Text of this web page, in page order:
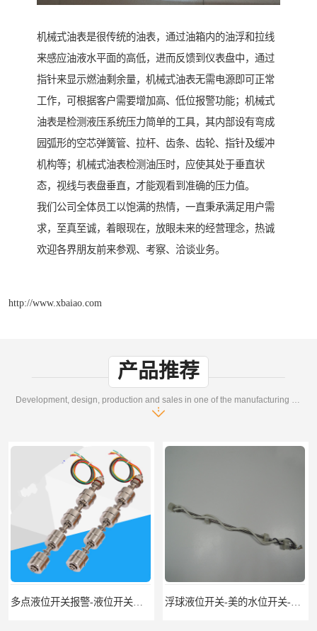
机械式油表是很传统的油表，通过油箱内的油浮和拉线
来感应油液水平面的高低，进而反馈到仪表盘中，通过
指针来显示燃油剩余量，机械式油表无需电源即可正常
工作，可根据客户需要增加高、低位报警功能；机械式
油表是检测液压系统压力简单的工具，其内部设有弯成
园弧形的空芯弹簧管、拉杆、齿条、齿轮、指针及缓冲
机构等；机械式油表检测油压时，应使其处于垂直状
态，视线与表盘垂直，才能观看到准确的压力值。
我们公司全体员工以饱满的热情，一直秉承满足用户需
求，至真至诚，着眼现在，放眼未来的经营理念，热诚
欢迎各界朋友前来参观、考察、洽谈业务。
http://www.xbaiao.com
产品推荐